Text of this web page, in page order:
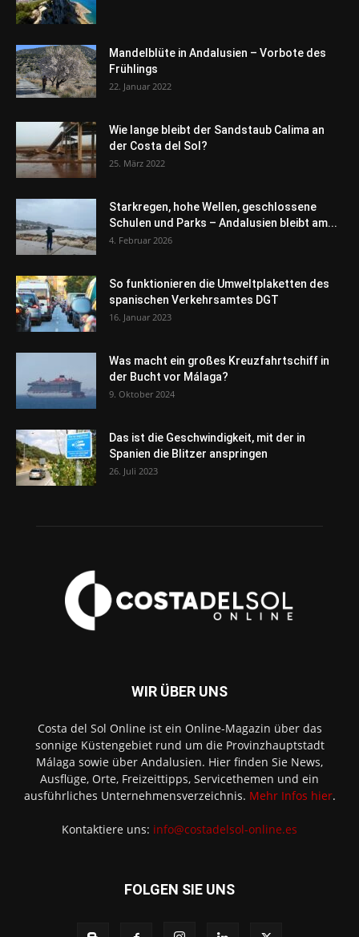
Mandelblüte in Andalusien – Vorbote des
Frühlings
22. Januar 2022
Wie lange bleibt der Sandstaub Calima an
der Costa del Sol?
25. März 2022
Starkregen, hohe Wellen, geschlossene
Schulen und Parks – Andalusien bleibt am...
4. Februar 2026
So funktionieren die Umweltplaketten des
spanischen Verkehrsamtes DGT
16. Januar 2023
Was macht ein großes Kreuzfahrtschiff in
der Bucht vor Málaga?
9. Oktober 2024
Das ist die Geschwindigkeit, mit der in
Spanien die Blitzer anspringen
26. Juli 2023
WIR ÜBER UNS
Costa del Sol Online ist ein Online-Magazin über das
sonnige Küstengebiet rund um die Provinzhauptstadt
Málaga sowie über Andalusien. Hier finden Sie News,
Ausflüge, Orte, Freizeittipps, Servicethemen und ein
ausführliches Unternehmensverzeichnis. Mehr Infos hier.
Kontaktiere uns: info@costadelsol-online.es
FOLGEN SIE UNS